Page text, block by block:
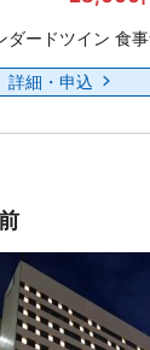
ダードツイン 食
詳細・申込